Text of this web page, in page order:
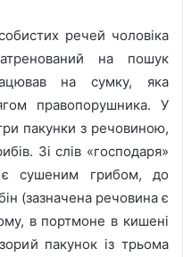
речей чоловіка
на пошук
на сумку, яка
правопорушника. У
пакунки з речовиною,
Зі слів «господаря»
є сушеним грибом, до
(зазначена речовина є
в портмоне в кишені
пакунок із трьома